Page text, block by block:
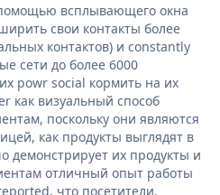
всплывающего окна
свои контакты более
контактов) и constantly
сети до более 6000
powr social кормить на их
как визуальный способ
поскольку они являются
как продукты выглядят в
демонстрирует их продукты и
отличный опыт работы
что посетители,